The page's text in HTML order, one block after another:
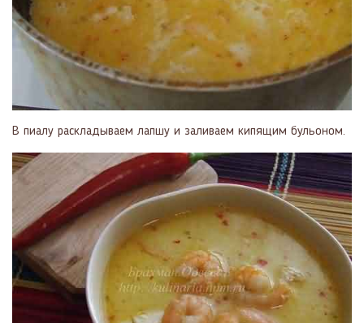
В пиалу раскладываем лапшу и заливаем кипящим бульоном.